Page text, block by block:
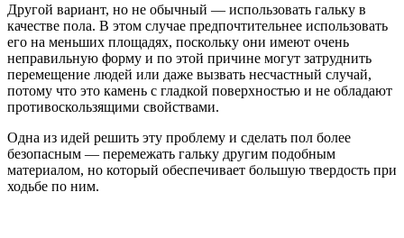
Другой вариант, но не обычный — использовать гальку в
качестве пола. В этом случае предпочтительнее использовать
его на меньших площадях, поскольку они имеют очень
неправильную форму и по этой причине могут затруднить
перемещение людей или даже вызвать несчастный случай,
потому что это камень с гладкой поверхностью и не обладают
противоскользящими свойствами.
Одна из идей решить эту проблему и сделать пол более
безопасным — перемежать гальку другим подобным
материалом, но который обеспечивает большую твердость при
ходьбе по ним.